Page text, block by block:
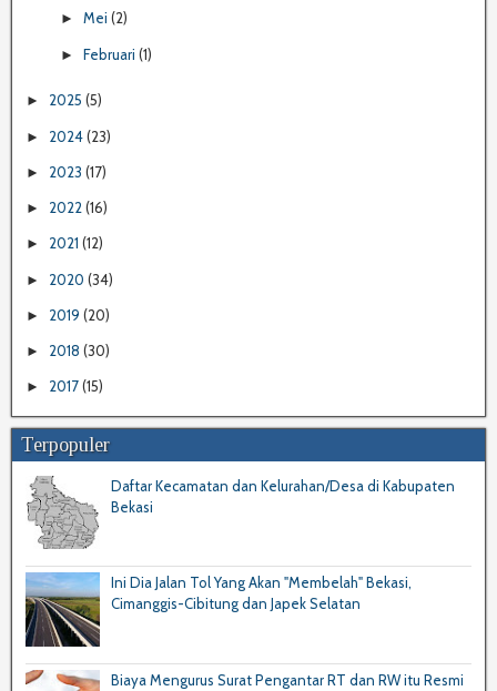
► Mei (2)
► Februari (1)
► 2025 (5)
► 2024(23)
► 2023 (17)
► 2022 (16)
► 2021 (12)
► 2020 (34)
► 2019 (20)
► 2018 (30)
► 2017(15)
Terpopuler
Daftar Kecamatan dan Kelurahan/Desa di Kabupaten
Bekasi
Ini Dia Jalan Tol Yang Akan "Membelah" Bekasi,
Cimanggis-Cibitung dan Japek Selatan
Biaya Mengurus Surat Pengantar RT dan RW itu Resmi